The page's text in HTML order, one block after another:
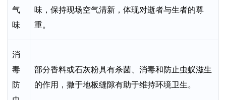
气
味
味，保持现场空气清新，体现对逝者与生者的尊
重。
消
毒
防
部分香料或石灰粉具有杀菌、消毒和防止虫蚁滋生
的作用，撒于地板缝隙有助于维持环境卫生。